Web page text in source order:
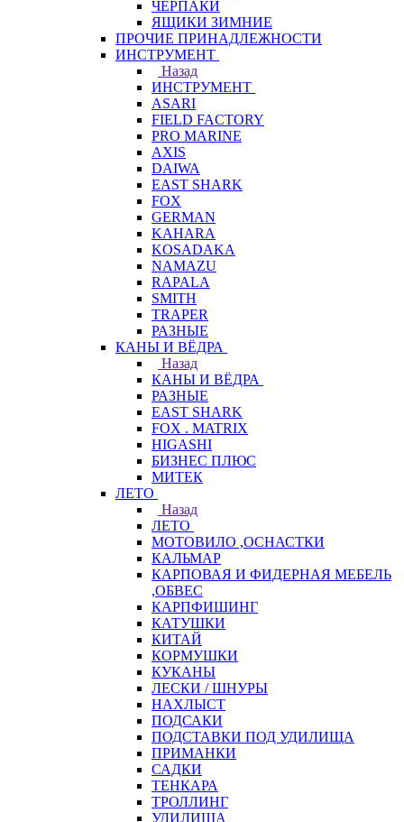
ЧЕРПАКИ
ЯЩИКИ ЗИМНИЕ
ПРОЧИЕ ПРИНАДЛЕЖНОСТИ
ИНСТРУМЕНТ
Назад
ИНСТРУМЕНТ
ASARI
FIELD FACTORY
PRO MARINE
AXIS
DAIWA
EAST SHARK
FOX
GERMAN
KAHARA
KOSADAKA
NAMAZU
RAPALA
SMITH
TRAPER
РАЗНЫЕ
КАНЫ И ВЁДРА
Назад
КАНЫ И ВЁДРА
РАЗНЫЕ
EAST SHARK
FOX . MATRIX
HIGASHI
БИЗНЕС ПЛЮС
МИТЕК
ЛЕТО
Назад
ЛЕТО
МОТОВИЛО ,ОСНАСТКИ
КАЛЬМАР
КАРПОВАЯ И ФИДЕРНАЯ МЕБЕЛЬ
,ОБВЕС
КАРПФИШИНГ
КАТУШКИ
КИТАЙ
КОРМУШКИ
КУКАНЫ
ЛЕСКИ / ШНУРЫ
НАХЛЫСТ
ПОДСАКИ
ПОДСТАВКИ ПОД УДИЛИЩА
ПРИМАНКИ
САДКИ
ТЕНКАРА
ТРОЛЛИНГ
УДИЛИЩА